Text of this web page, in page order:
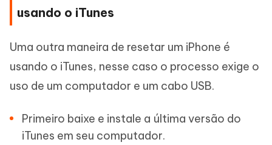
usando o iTunes
Uma outra maneira de resetar um iPhone é
usando o iTunes, nesse caso o processo exige o
uso de um computador e um cabo USB.
Primeiro baixe e instale a última versão do
iTunes em seu computador.